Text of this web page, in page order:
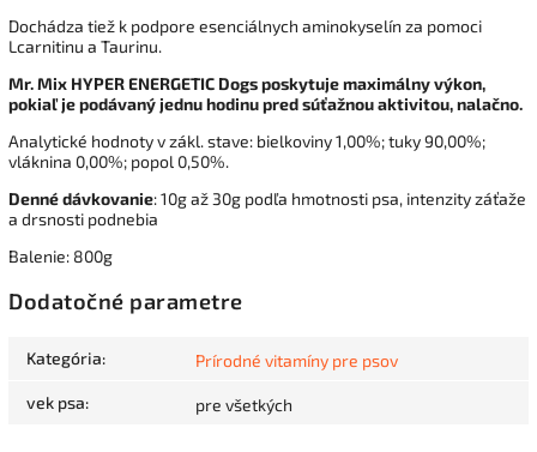
Dochádza tiež k podpore esenciálnych aminokyselín za pomoci
Lcarnitinu a Taurinu.
Mr. Mix HYPER ENERGETIC Dogs poskytuje maximálny výkon,
pokiaľ je podávaný jednu hodinu pred súťažnou aktivitou, nalačno.
Analytické hodnoty v zákl. stave: bielkoviny 1,00%; tuky 90,00%;
vláknina 0,00%; popol 0,50%.
Denné dávkovanie: 10g až 30g podľa hmotnosti psa, intenzity záťaže
a drsnosti podnebia
Balenie: 800g
Dodatočné parametre
Kategória: Prírodné vitamíny pre psov
vek psa: pre všetkých